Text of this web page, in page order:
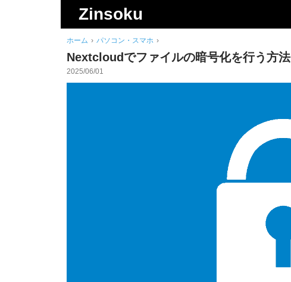
Zinsoku
ホーム › パソコン・スマホ ›
Nextcloudでファイルの暗号化を行う方法
2025/06/01